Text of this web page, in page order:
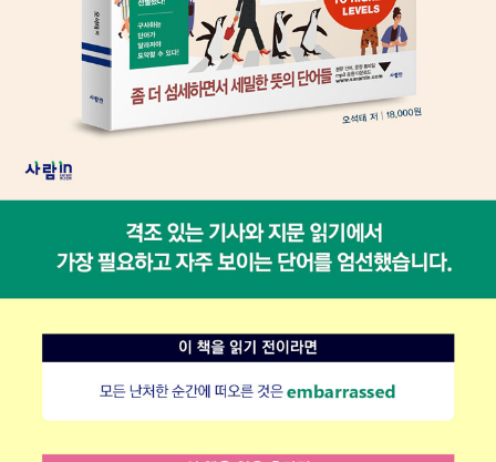
기가 잘 되는 영문법』 『듣기가 잘 되는 영문법』 『회화가 잘 되는 영문
법』 『나는 이미 영어회화를 잘하고 있었다』 『오석태의 생각대로 표현
영어』 등이 있고, 초·중생을 위한 『American Textbook Reading Se
ries』 『NEAT Speaking Pattern Series』 등을 개발했다.